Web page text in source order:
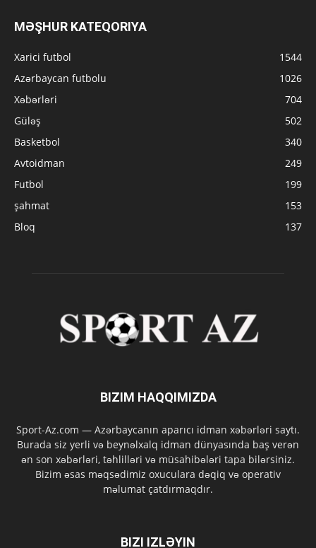
MƏŞHUR KATEQORIYA
Xarici futbol
1544
Azərbaycan futbolu
1026
Xəbərləri
704
Güləş
502
Basketbol
340
Avtoidman
249
Futbol
199
şahmat
153
Bloq
137
BIZIM HAQQIMIZDA
Sport-Az.com — Azərbaycanın aparıcı idman xəbərləri saytı.
Burada siz yerli və beynəlxalq idman dünyasında baş verən
ən son xəbərləri, təhlilləri və müsahibələri tapa bilərsiniz.
Bizim əsas məqsədimiz oxuculara dəqiq və operativ
məlumat çatdırmaqdır.
BIZI IZLƏYIN